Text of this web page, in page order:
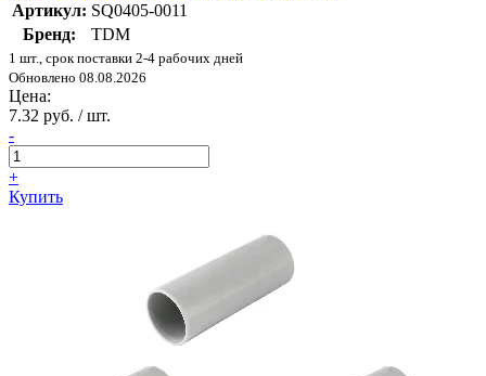
Артикул: SQ0405-0011
Бренд:
TDM
1 шт., срок поставки 2-4 рабочих дней
Обновлено 08.08.2026
Цена:
7.32 руб. / шт.
-
+
Купить